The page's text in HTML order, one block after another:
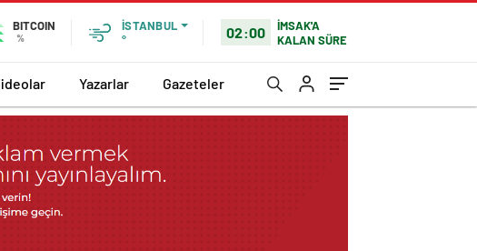
BITCOIN
%
İSTANBUL
°
02:00
İMSAK'A
KALAN SÜRE
Yazarlar Gazeteler